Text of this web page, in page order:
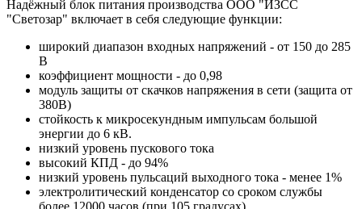
Надёжный блок питания производства ООО "ИЗСС
"Светозар" включает в себя следующие функции:
широкий диапазон входных напряжений - от 150 до 285
В
коэффициент мощности - до 0,98
модуль защиты от скачков напряжения в сети (защита от
380В)
стойкость к микросекундным импульсам большой
энергии до 6 кВ.
низкий уровень пускового тока
высокий КПД - до 94%
низкий уровень пульсаций выходного тока - менее 1%
электролитический конденсатор со сроком службы
более 12000 часов (при 105 градусах)